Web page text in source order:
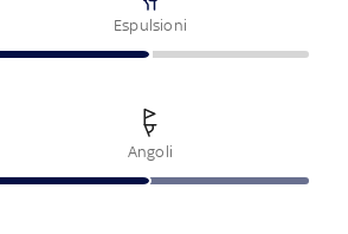
Espulsioni
Angoli